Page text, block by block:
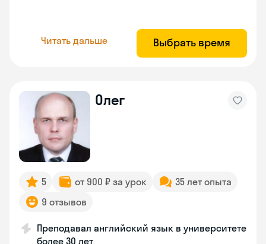
Читать дальше Выбрать время
Олег
5 от 900 ₽ за урок
35 лет опыта
9 отзывов
Преподавал английский язык в университете
более 30 лет